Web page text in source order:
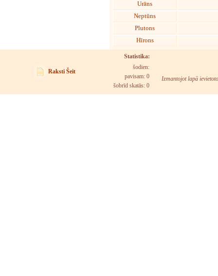
Urāns
Neptūns
Plutons
Hīrons
Raksti Šeit
Statistika:
šodien:
pavisam: 0
šobrīd skatās: 0
Izmantojot lapā